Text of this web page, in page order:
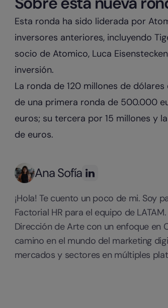
Esta ronda ha sido liderada por
inversores anteriores, incluyendo
socio de Atomico, Luca
inversión.
La ronda de 120 millones de
de una primera ronda de 500.000
euros; su tercera por 15 millones y
de euros.
Ana Sofía
¡Hola! Te cuento un poco de mi. Soy
Factorial HR para el equipo de
Dirección de Arte con un enfoque en
camino en el mundo del marketing
mercados y sectores en múltiples